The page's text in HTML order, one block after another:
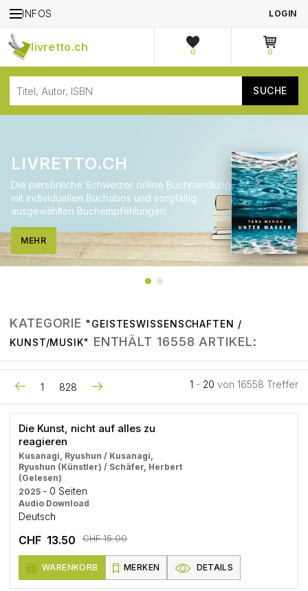
INFOS LOGIN
livretto.ch 0 0
LIVRETTO.CH
Die persönliche Schweizer online Buchhandlung
mit individuellen Buchabos und sorgfältig
ausgewählten Buchempfehlungen.
MEHR
KATEGORIE "GEISTESWISSENSCHAFTEN /
KUNST/MUSIK" ENTHÄLT 16558 ARTIKEL:
1 828 1 - 20 von 16558 Treffer
Die Kunst, nicht auf alles zu
reagieren
Kusanagi, Ryushun / Kusanagi,
Ryushun (Künstler) / Schäfer, Herbert
(Gelesen)
2025 - 0 Seiten
Audio Download
Deutsch
CHF 13.50 CHF 15.00
WARENKORB MERKEN DETAILS